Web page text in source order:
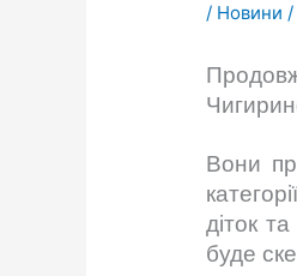
/ Новини /
Вони
діток
буде